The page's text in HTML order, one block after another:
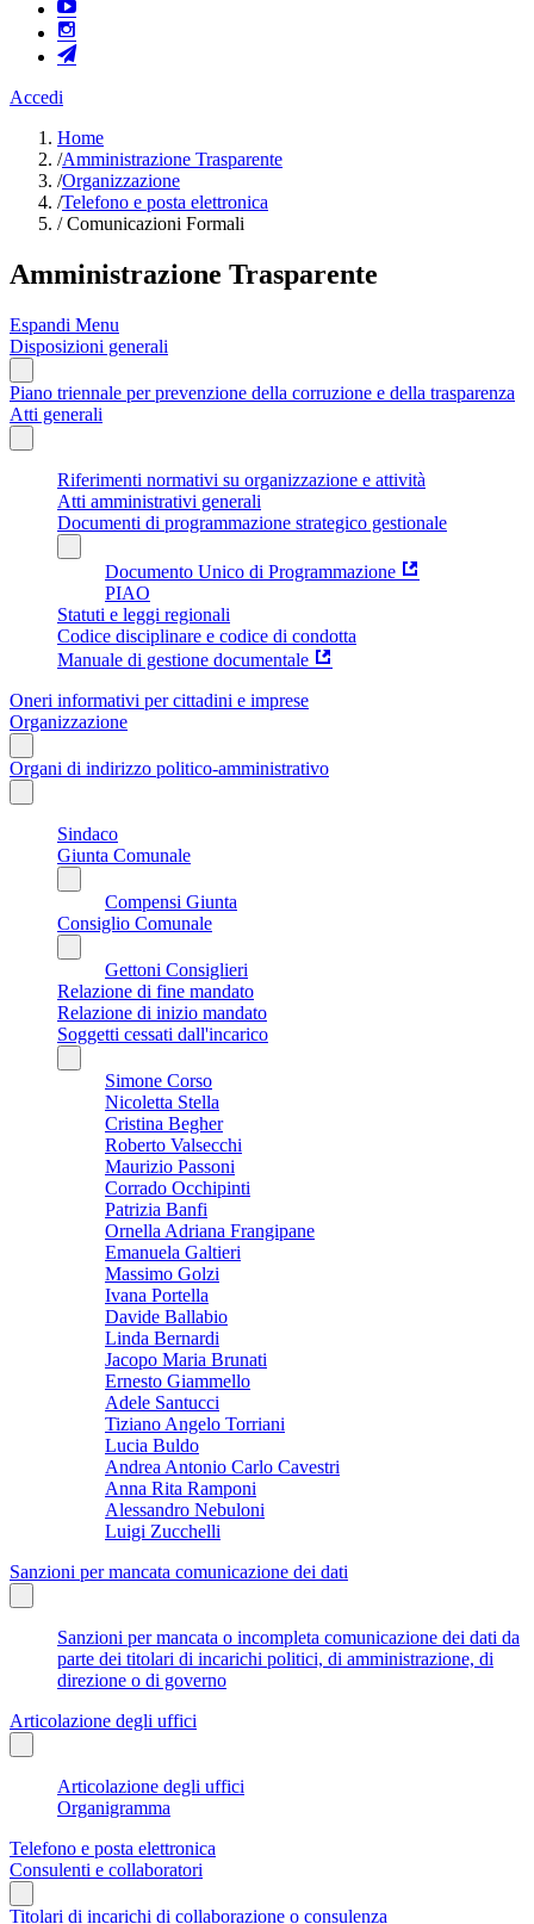
Accedi
Home
/Amministrazione Trasparente
/Organizzazione
/Telefono e posta elettronica
/Comunicazioni Formali
Amministrazione Trasparente
Espandi Menu
Disposizioni generali
Piano triennale per prevenzione della corruzione e della trasparenza
Atti generali
Riferimenti normativi su organizzazione e attività
Atti amministrativi generali
Documenti di programmazione strategico gestionale
Documento Unico di Programmazione
PIAO
Statuti e leggi regionali
Codice disciplinare e codice di condotta
Manuale di gestione documentale
Oneri informativi per cittadini e imprese
Organizzazione
Organi di indirizzo politico-amministrativo
Sindaco
Giunta Comunale
Compensi Giunta
Consiglio Comunale
Gettoni Consiglieri
Relazione di fine mandato
Relazione di inizio mandato
Soggetti cessati dall'incarico
Simone Corso
Nicoletta Stella
Cristina Begher
Roberto Valsecchi
Maurizio Passoni
Corrado Occhipinti
Patrizia Banfi
Ornella Adriana Frangipane
Emanuela Galtieri
Massimo Golzi
Ivana Portella
Davide Ballabio
Linda Bernardi
Jacopo Maria Brunati
Ernesto Giammello
Adele Santucci
Tiziano Angelo Torriani
Lucia Buldo
Andrea Antonio Carlo Cavestri
Anna Rita Ramponi
Alessandro Nebuloni
Luigi Zucchelli
Sanzioni per mancata comunicazione dei dati
Sanzioni per mancata o incompleta comunicazione dei dati da
parte dei titolari di incarichi politici, di amministrazione, di
direzione o di governo
Articolazione degli uffici
Articolazione degli uffici
Organigramma
Telefono e posta elettronica
Consulenti e collaboratori
Titolari di incarichi di collaborazione o consulenza